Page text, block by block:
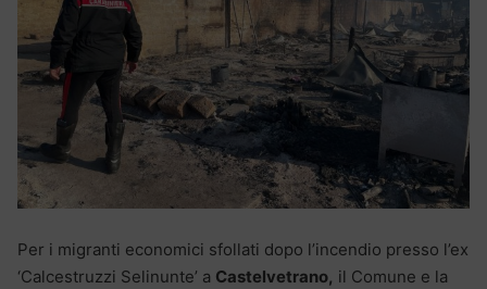
Per i migranti economici sfollati dopo l’incendio presso l’ex
‘Calcestruzzi Selinunte’ a Castelvetrano, il Comune e la